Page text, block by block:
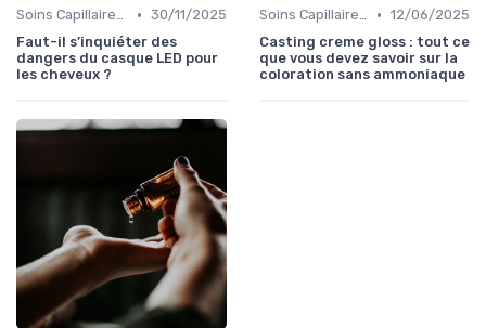
Soins Capillaires Bio • 30/11/2025
Faut-il s’inquiéter des
dangers du casque LED pour
les cheveux ?
Soins Capillaires Bio • 12/06/2025
Casting creme gloss : tout ce
que vous devez savoir sur la
coloration sans ammoniaque